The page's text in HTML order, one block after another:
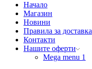
Начало
Магазин
Новини
Правила за доставка
Контакти
Нашите оферти
Mega menu 1